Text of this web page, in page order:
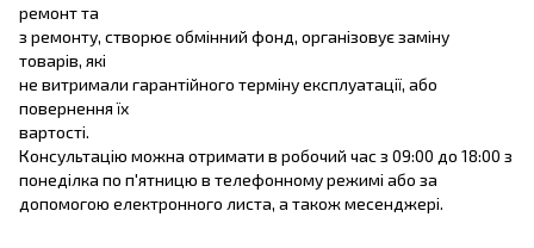
ремонт та
з ремонту, створює обмінний фонд, організовує заміну
товарів, які
не витримали гарантійного терміну експлуатації, або
повернення їх
вартості.
Консультацію можна отримати в робочий час з 09:00 до 18:00 з
понеділка по п'ятницю в телефонному режимі або за
допомогою електронного листа, а також месенджері.